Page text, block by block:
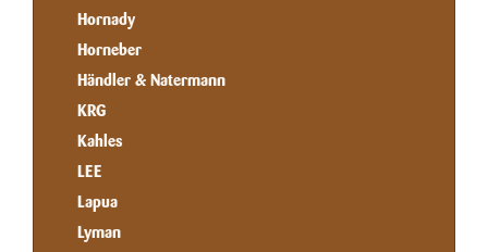
Hornady
Horneber
Händler & Natermann
KRG
Kahles
LEE
Lapua
Lyman